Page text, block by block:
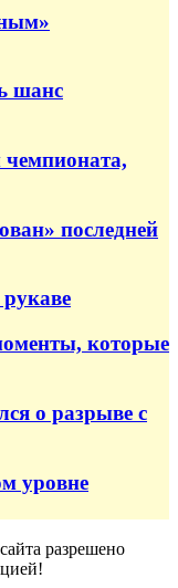
шанс
последней
которые
о разрыве с
уровне
разрешено